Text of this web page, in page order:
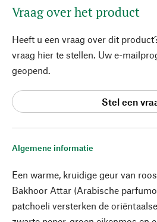
Algemene informatie
Een warme, kruidige geur van
Bakhoor Attar (Arabische
patchoeli versterken de
Vraag over het product
Heeft u een vraag over dit
vraag hier te stellen. Uw e-
geopend.
Stel een